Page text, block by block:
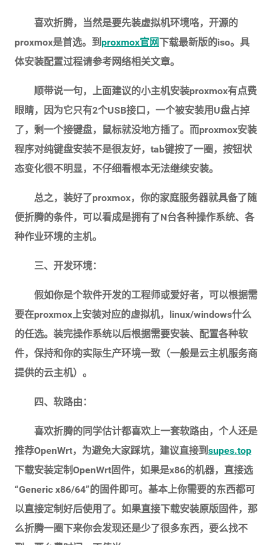
喜欢折腾，当然是要先装虚拟机环境咯，开源的
proxmox是首选。到proxmox官网下载最新版的iso。具
体安装配置过程请参考网络相关文章。
顺带说一句，上面建议的小主机安装proxmox有点费
眼睛，因为它只有2个USB接口，一个被安装用U盘占掉
了，剩一个接键盘，鼠标就没地方插了。而proxmox安装
程序对纯键盘安装不是很友好，tab键按了一圈，按钮状
态变化很不明显，不仔细看根本无法继续安装。
总之，装好了proxmox，你的家庭服务器就具备了随
便折腾的条件，可以看成是拥有了N台各种操作系统、各
种作业环境的主机。
三、开发环境：
假如你是个软件开发的工程师或爱好者，可以根据需
要在proxmox上安装对应的虚拟机，linux/windows什么
的任选。装完操作系统以后根据需要安装、配置各种软
件，保持和你的实际生产环境一致（一般是云主机服务商
提供的云主机）。
四、软路由：
喜欢折腾的同学估计都喜欢上一套软路由，个人还是
推荐OpenWrt，为避免大家踩坑，建议直接到supes.top
下载安装定制OpenWrt固件，如果是x86的机器，直接选
“Generic x86/64”的固件即可。基本上你需要的东西都可
以直接定制好后使用了。如果直接下载安装原版固件，那
么折腾一圈下来你会发现还是少了很多东西，要么找不